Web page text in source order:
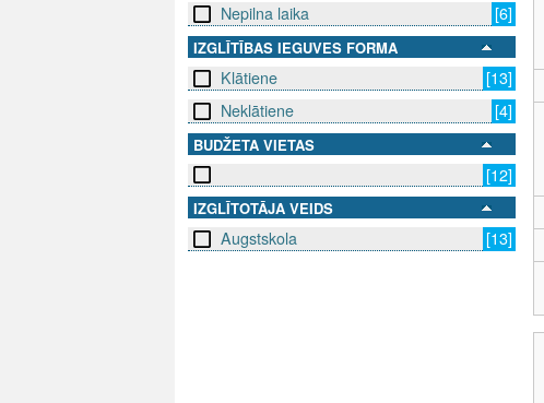
Nepilna laika
[6]
IZGLĪTĪBAS IEGUVES FORMA
Klātiene
[13]
Neklātiene
[4]
BUDŽETA VIETAS
[12]
IZGLĪTOTĀJA VEIDS
Augstskola [13]